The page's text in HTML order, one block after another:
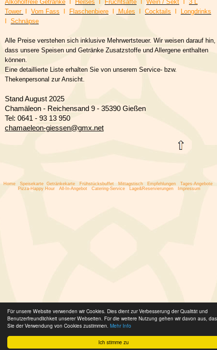
Ich stimme zu
Für unsere Website verwenden wir Cookies. Dies dient zur Verbesserung der Qualität und
Benutzerfreundlichkeit unserer Webseiten. Für die weitere Nutzung gehen wir davon aus,
Sie der Verwendung von Cookies zustimmen. Mehr Info
Alkoholfreie Getränke Heißes Fruchtsäfte Wein / Sekt
3 L
Tower
Vom Fass Flaschenbiere Mules Cocktails
Longdrinks
Schnäpse
Alle Preise verstehen sich inklusive Mehrwertsteuer. Wir weisen darauf hin,
dass unsere Speisen und Getränke Zusatzstoffe und Allergene enthalten
können.
Eine detaillierte Liste erhalten Sie von unserem Service- bzw.
Thekenpersonal zur Ansicht.
Stand August 2025
Chamäleon - Reichensand 9 - 35390 Gießen
Tel: 0641 - 93 13 950
chamaeleon-giessen@gmx.net
Home Speisekarte Getränkekarte Frühstücksbuffet Mittagstisch Empfehlungen
Tages-Angebote
Pizza-Happy Hour
All-In-Angebot Catering-Service Lage&Reservierungen Impressum